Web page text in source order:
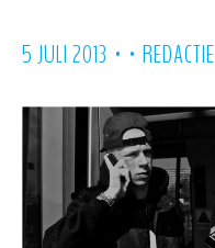
5 JULI 2013 • • REDACTIE